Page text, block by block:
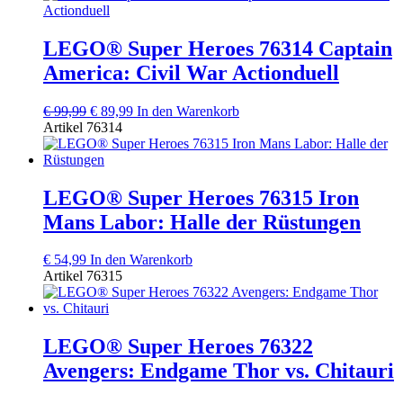
LEGO® Super Heroes 76314 Captain
America: Civil War Actionduell
€99,99 Ursprünglicher
Preis
war:
€ 99,99
€ 89,99Aktueller
ist:
In den Warenkorb
Artikel 76314
LEGO® Super Heroes 76315 Iron
Mans Labor: Halle der Rüstungen
€ 54,99 In den Warenkorb
Artikel 76315
LEGO® Super Heroes 76322
Avengers: Endgame Thor vs. Chitauri